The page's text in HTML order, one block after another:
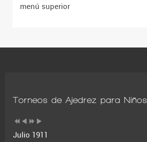
menú superior
Torneos de Ajedrez para Niños
Julio 1911